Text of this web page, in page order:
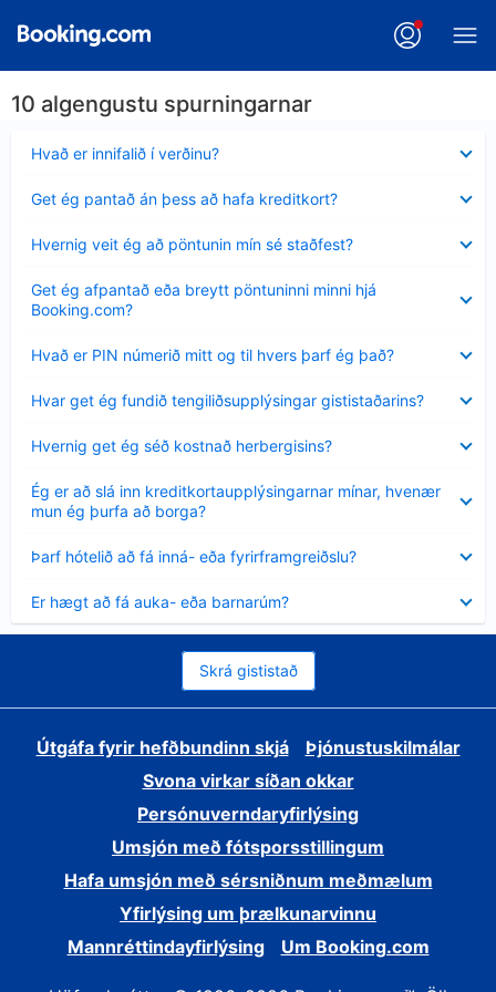
10 algengustu spurningarnar
Hvað er innifalið í verðinu?
sýnt
Get ég pantað án þess að hafa kreditkort?
sýnt
Hvernig veit ég að pöntunin mín sé staðfest?
sýnt
Get ég afpantað eða breytt pöntuninni minni hjá
Booking.com?
sýnt
Hvað er PIN númerið mitt og til hvers þarf ég það?
sýnt
Hvar get ég fundið tengiliðsupplýsingar gististaðarins?
sýnt
Hvernig get ég séð kostnað herbergisins?
sýnt
Ég er að slá inn kreditkortaupplýsingarnar mínar, hvenær
mun ég þurfa að borga?
Minna
sýnt
Þarf hótelið að fá inná- eða fyrirframgreiðslu?
sýnt
Er hægt að fá auka- eða barnarúm?
sýnt
Skrá gististað
Útgáfa fyrir hefðbundinn skjá
Þjónustuskilmálar
Svona virkar síðan okkar
Persónuverndaryfirlýsing
Umsjón með fótsporsstillingum
Hafa umsjón með sérsniðnum meðmælum
Yfirlýsing um þrælkunarvinnu
Mannréttindayfirlýsing
Um Booking.com